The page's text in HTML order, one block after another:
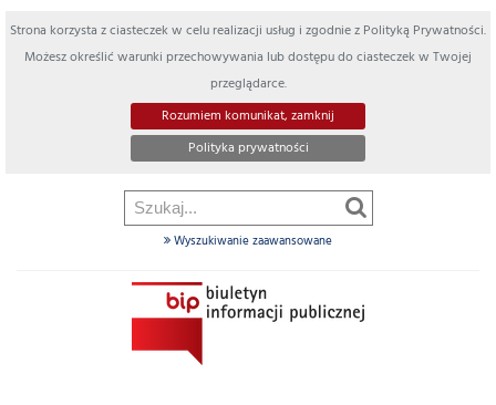
Strona korzysta z ciasteczek w celu realizacji usług i zgodnie z Polityką Prywatności.
Możesz określić warunki przechowywania lub dostępu do ciasteczek w Twojej
przeglądarce.
Rozumiem komunikat, zamknij
Polityka prywatności
Wyszukiwanie zaawansowane